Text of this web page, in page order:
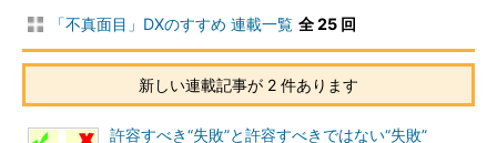
「不真面目」DXのすすめ 連載一覧 全 25 回
新しい連載記事が 2 件あります
許容すべき“失敗”と許容すべきではない“失敗”